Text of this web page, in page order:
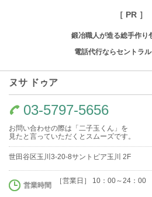
［ PR ］
鍛冶職人が造る総手作り
電話代行ならセントラ
ヌサ ドゥア
03-5797-5656
お問い合わせの際は「二子玉くん」を
見たと言っていただくとスムーズです。
世田谷区玉川3-20-8サントピア玉川 2F
営業時間
［営業日］ 10：00～24：00